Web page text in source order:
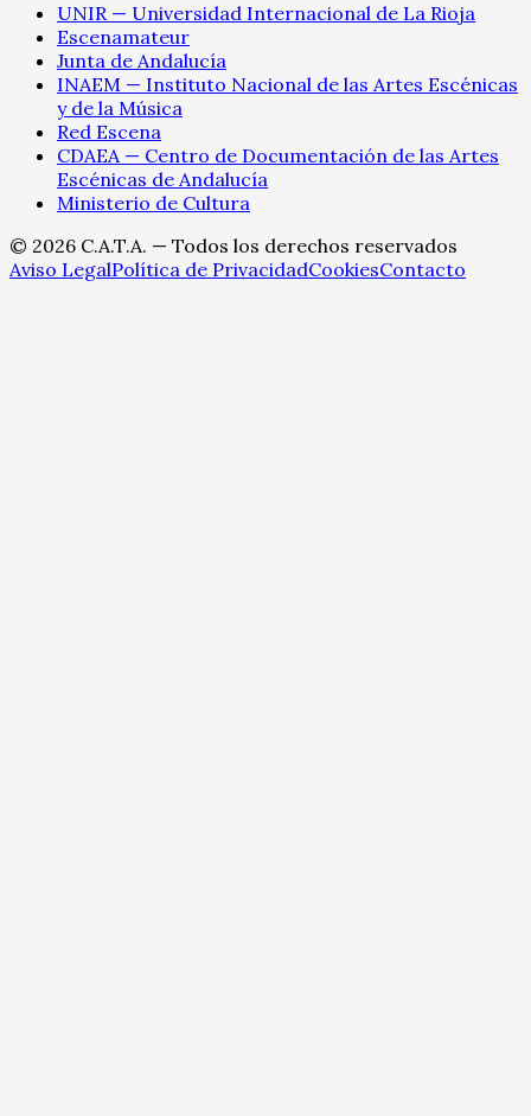
UNIR — Universidad Internacional de La Rioja
Escenamateur
Junta de Andalucía
INAEM — Instituto Nacional de las Artes Escénicas
y de la Música
Red Escena
CDAEA — Centro de Documentación de las Artes
Escénicas de Andalucía
Ministerio de Cultura
© 2026 C.A.T.A. — Todos los derechos reservados
Aviso LegalPolítica de PrivacidadCookiesContacto